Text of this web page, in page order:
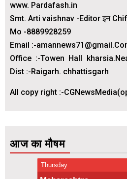
www. Pardafash.in
Smt. Arti vaishnav -Editor इन Chif
Mo -8889928259
Email :-
Office :-Towen Hall
Dist :-Raigarh. chhattisgarh
All copy right :-
आज का मौषम
Thursday